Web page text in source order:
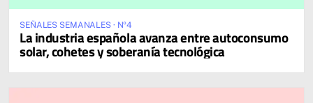
SEÑALES SEMANALES · Nº4
La industria española avanza entre autoconsumo
solar, cohetes y soberanía tecnológica